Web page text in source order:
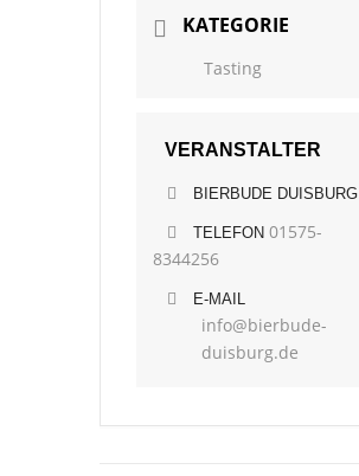
KATEGORIE
Tasting
VERANSTALTER
BIERBUDE DUISBURG
TELEFON 01575-
8344256
E-MAIL
info@bierbude-
duisburg.de